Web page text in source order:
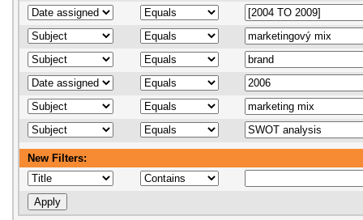
New Filters: